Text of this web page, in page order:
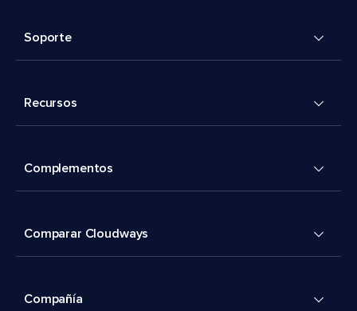
Soporte
Recursos
Complementos
Comparar Cloudways
Compañía